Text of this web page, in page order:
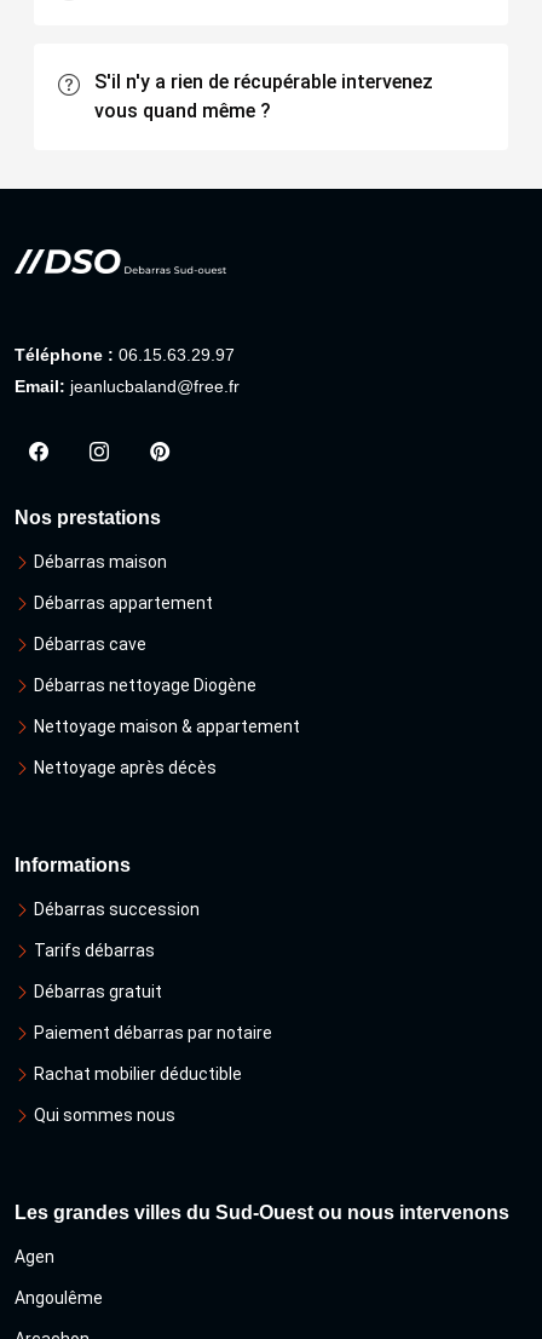
S'il n'y a rien de récupérable intervenez
vous quand même ?
Téléphone : 06.15.63.29.97
Email: jeanlucbaland@free.fr
Nos prestations
Débarras maison
Débarras appartement
Débarras cave
Débarras nettoyage Diogène
Nettoyage maison & appartement
Nettoyage après décès
Informations
Débarras succession
Tarifs débarras
Débarras gratuit
Paiement débarras par notaire
Rachat mobilier déductible
Qui sommes nous
Les grandes villes du Sud-Ouest ou nous intervenons
Agen
Angoulême